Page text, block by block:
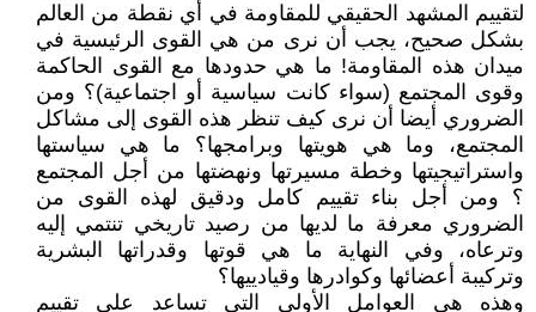
لتقييم المشهد الحقيقي للمقاومة في أي نقطة من العالم
بشكل صحيح، يجب أن نرى من هي القوى الرئيسية في
ميدان هذه المقاومة! ما هي حدودها مع القوى الحاكمة
وقوى المجتمع (سواء كانت سياسية أو اجتماعية)؟ ومن
الضروري أيضا أن نرى كيف تنظر هذه القوى إلى مشاكل
المجتمع، وما هي هويتها وبرامجها؟ ما هي سياستها
واستراتيجيتها وخطة مسيرتها ونهضتها من أجل المجتمع
؟ ومن أجل بناء تقييم كامل ودقيق لهذه القوى من
الضروري معرفة ما لديها من رصيد تاريخي تنتمي إليه
وترعاه، وفي النهاية ما هي قوتها وقدراتها البشرية
وتركيبة أعضائها وكوادرها وقيادييها؟
وهذه هي العوامل الأولى التي تساعد على تقييم